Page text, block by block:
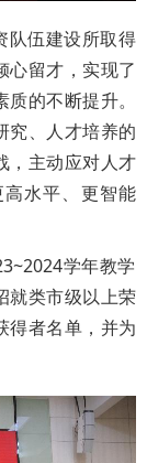
队伍建设所取得
心留才，实现了
的不断提升。
究、人才培养的
，主动应对人才
水平、更智能
学年教学
就类市级以上荣
得者名单，并为